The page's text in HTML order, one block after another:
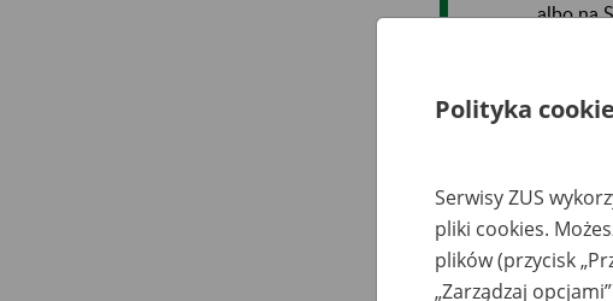
albo na
i
w
Polityka
Serwisy ZUS
pliki cookies.
plików (przycisk
„Zarządzaj